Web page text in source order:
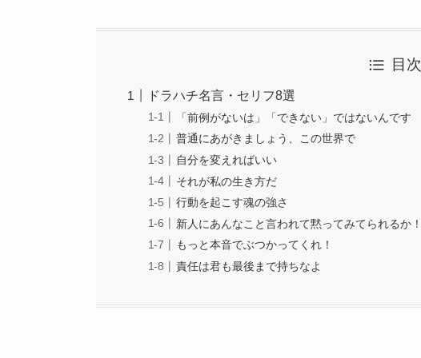
目次
ドラハチ名言・セリフ8選
「前例がないは」「できない」ではないんです
普通にあがきましょう、この世界で
自分を変えればいい
それが私の生き方だ
行動を起こす魂の強さ
新人にあんなこと言われて黙ってみてられるか！
もっと本音でぶつかってくれ！
責任は君も最後まで持ちなよ